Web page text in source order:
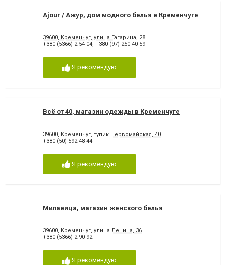
Ajour / Ажур, дом модного белья в Кременчуге
39600, Кременчуг, улица Гагарина, 28
+380 (5366) 2-54-04, +380 (97) 250-40-59
Я рекомендую
Всё от 40, магазин одежды в Кременчуге
39600, Кременчуг, тупик Первомайская, 40
+380 (50) 592-48-44
Я рекомендую
Милавица, магазин женского белья
39600, Кременчуг, улица Ленина, 36
+380 (5366) 2-90-92
Я рекомендую